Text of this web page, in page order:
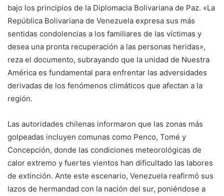
bajo los principios de la Diplomacia Bolivariana de Paz. «La
República Bolivariana de Venezuela expresa sus más
sentidas condolencias a los familiares de las víctimas y
desea una pronta recuperación a las personas heridas»,
reza el documento, subrayando que la unidad de Nuestra
América es fundamental para enfrentar las adversidades
derivadas de los fenómenos climáticos que afectan a la
región.
Las autoridades chilenas informaron que las zonas más
golpeadas incluyen comunas como Penco, Tomé y
Concepción, donde las condiciones meteorológicas de
calor extremo y fuertes vientos han dificultado las labores
de extinción. Ante este escenario, Venezuela reafirmó sus
lazos de hermandad con la nación del sur, poniéndose a